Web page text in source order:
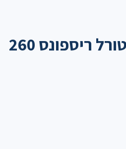
בקבוק אוונט נטורל ריספונס 260